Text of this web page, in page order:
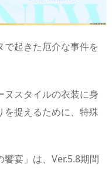
起きた厄介な事件を
ヌスタイルの衣装に身
を捉えるために、特殊
宴」は、Ver.5.8期間